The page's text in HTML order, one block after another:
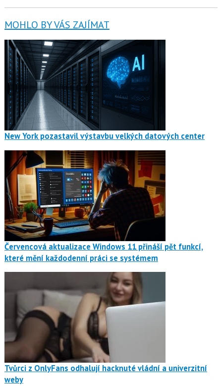
MOHLO BY VÁS ZAJÍMAT
New York pozastavil výstavbu velkých datových center
Červencová aktualizace Windows 11 přináší pět funkcí,
které mění každodenní práci se systémem
Tvůrci z OnlyFans odhalují hacknuté vládní a univerzitní
weby